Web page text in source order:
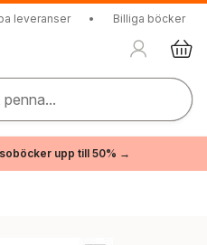
leveranser • Billiga böcker
upp till 50% →